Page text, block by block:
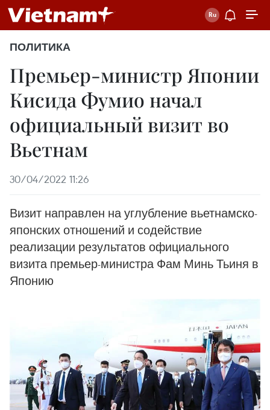
ПОЛИТИКА
Премьер-министр Японии
Кисида Фумио начал
официальный визит во
Вьетнам
30/04/2022 11:26
Визит направлен на углубление вьетнамско-
японских отношений и содействие
реализации результатов официального
визита премьер-министра Фам Минь Тьиня в
Японию